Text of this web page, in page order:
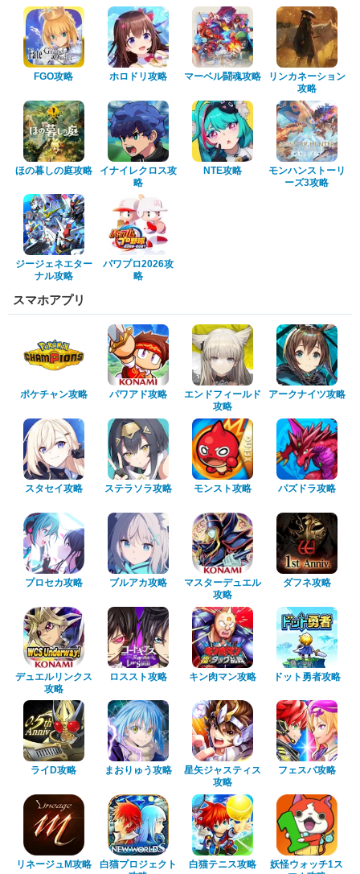
FGO攻略 ホロドリ攻略 マーベル闘魂攻略
リンカネーション
攻略
ほの暮しの庭攻略
イナイレクロス攻
略
NTE攻略
モンハンストーリ
ーズ3攻略
ジージェネエター
ナル攻略
パワプロ2026攻
略
スマホアプリ
ポケチャン攻略 パワアド攻略
エンドフィールド
攻略
アークナイツ攻略
スタセイ攻略 ステラソラ攻略 モンスト攻略 パズドラ攻略
プロセカ攻略 ブルアカ攻略
マスターデュエル
攻略
ダフネ攻略
デュエルリンクス
攻略
ロススト攻略 キン肉マン攻略 ドット勇者攻略
ライD攻略 まおりゅう攻略
星矢ジャスティス
攻略
フェスバ攻略
リネージュM攻略
白猫プロジェクト
白猫テニス攻略
妖怪ウォッチ1ス